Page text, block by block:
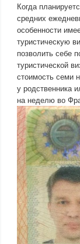
Когда
средних
особенности
туристическую
позволить себе
туристической
стоимость семи
у родственника
на неделю во